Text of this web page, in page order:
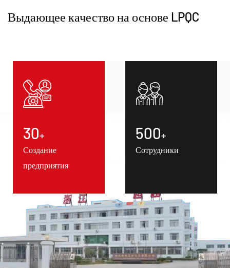
Выдающее качество на основе LPQC
30+
Создание
предприятия
500+
Сотрудники